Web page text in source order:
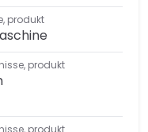
, produkt
, produkt
, produkt